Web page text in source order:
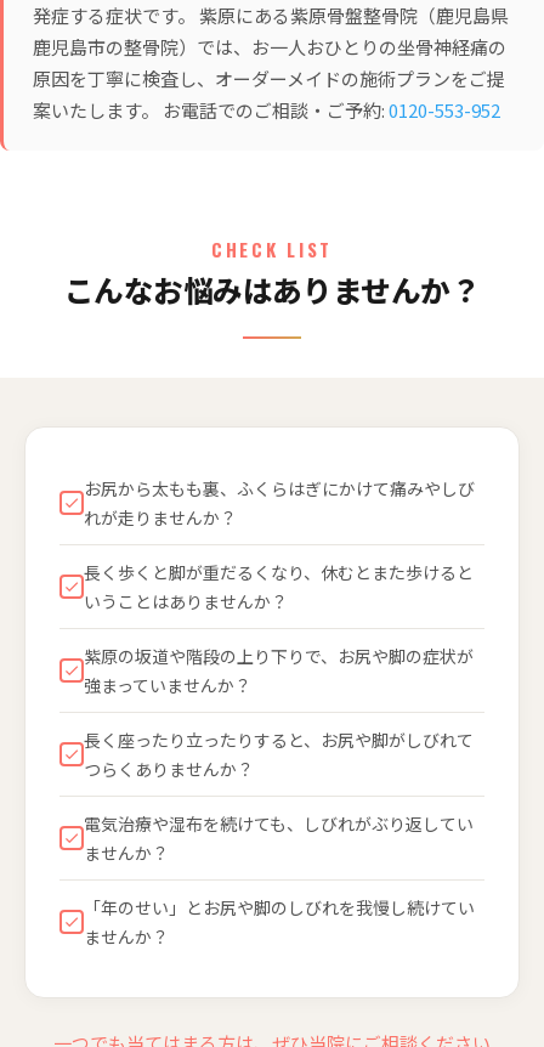
発症する症状です。 紫原にある紫原骨盤整骨院（鹿児島県
鹿児島市の整骨院）では、お一人おひとりの坐骨神経痛の
原因を丁寧に検査し、オーダーメイドの施術プランをご提
案いたします。 お電話でのご相談・ご予約:0120-553-952
CHECK LIST
こんなお悩みはありませんか？
お尻から太もも裏、ふくらはぎにかけて痛みやしび
れが走りませんか？
長く歩くと脚が重だるくなり、休むとまた歩けると
いうことはありませんか？
紫原の坂道や階段の上り下りで、お尻や脚の症状が
強まっていませんか？
長く座ったり立ったりすると、お尻や脚がしびれて
つらくありませんか？
電気治療や湿布を続けても、しびれがぶり返してい
ませんか？
「年のせい」とお尻や脚のしびれを我慢し続けてい
ませんか？